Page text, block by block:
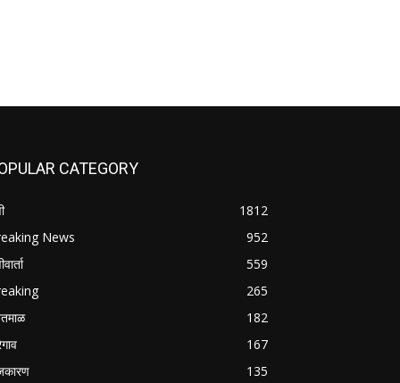
CATEGORY
1812
News
952
559
265
182
167
135